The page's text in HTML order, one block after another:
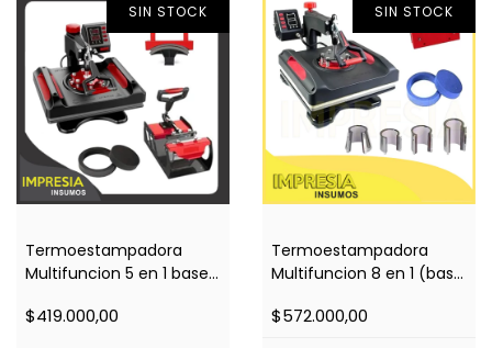
SIN STOCK
Termoestampadora
Multifuncion 5 en 1 base
$419.000,00
SIN STOCK
Termoestampadora
Multifuncion 8 en 1 (base
$572.000,00